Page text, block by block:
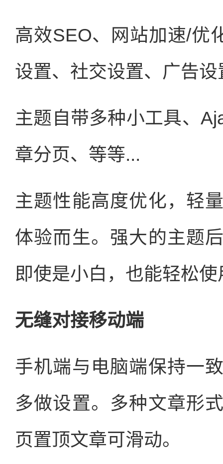
高效SEO、网站加速/优
设置、社交设置、广告
主题自带多种小工具、
章分页、等等...
主题性能高度优化，轻
体验而生。强大的主题
即使是小白，也能轻松使
无缝对接移动端
手机端与电脑端保持一
多做设置。多种文章形
页置顶文章可滑动。